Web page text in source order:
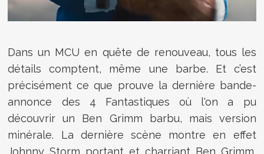
Dans un MCU en quête de renouveau, tous les
détails comptent, même une barbe. Et c’est
précisément ce que prouve la dernière bande-
annonce des 4 Fantastiques où l'on a pu
découvrir un Ben Grimm barbu, mais version
minérale. La dernière scène montre en effet
Johnny Storm portant et charriant Ben Grimm,